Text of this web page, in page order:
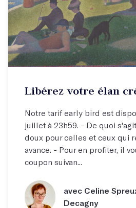
Libérez votre élan
Notre tarif early bird est
juillet à 23h59. - De quoi
doux pour celles et ceux qui
avance. - Pour en profiter, il
coupon suivan...
avec Celine
Decagny